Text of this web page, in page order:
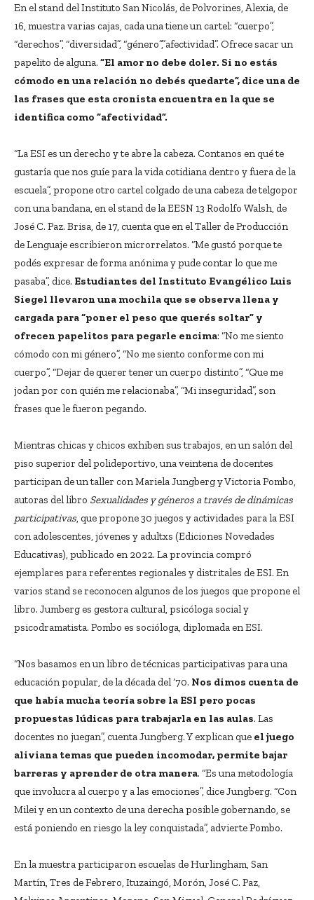
En el stand del Instituto San Nicolás, de Polvorines, Alexia, de
16, muestra varias cajas, cada una tiene un cartel: “cuerpo”,
“derechos”, “diversidad”, “género”,”afectividad”. Ofrece sacar un
papelito de alguna. “El amor no debe doler. Si no estás
cómodo en una relación no debés quedarte”, dice una de
las frases que esta cronista encuentra en la que se
identifica como “afectividad”.
“La ESI es un derecho y te abre la cabeza. Contanos en qué te
gustaría que nos guíe para la vida cotidiana dentro y fuera de la
escuela”, propone otro cartel colgado de una cabeza de telgopor
con una bandana, en el stand de la EESN 13 Rodolfo Walsh, de
José C. Paz. Brisa, de 17, cuenta que en el Taller de Producción
de Lenguaje escribieron microrrelatos. “Me gustó porque te
podés expresar de forma anónima y pude contar lo que me
pasaba”, dice. Estudiantes del Instituto Evangélico Luis
Siegel llevaron una mochila que se observa llena y
cargada para “poner el peso que querés soltar” y
ofrecen papelitos para pegarle encima: “No me siento
cómodo con mi género”, “No me siento conforme con mi
cuerpo”, “Dejar de querer tener un cuerpo distinto”, “Que me
jodan por con quién me relacionaba”, “Mi inseguridad”, son
frases que le fueron pegando.
Mientras chicas y chicos exhiben sus trabajos, en un salón del
piso superior del polideportivo, una veintena de docentes
participan de un taller con Mariela Jungberg y Victoria Pombo,
autoras del libro Sexualidades y géneros a través de dinámicas
participativas, que propone 30 juegos y actividades para la ESI
con adolescentes, jóvenes y adultxs (Ediciones Novedades
Educativas), publicado en 2022. La provincia compró
ejemplares para referentes regionales y distritales de ESI. En
varios stand se reconocen algunos de los juegos que propone el
libro. Jumberg es gestora cultural, psicóloga social y
psicodramatista. Pombo es socióloga, diplomada en ESI.
“Nos basamos en un libro de técnicas participativas para una
educación popular, de la década del ‘70. Nos dimos cuenta de
que había mucha teoría sobre la ESI pero pocas
propuestas lúdicas para trabajarla en las aulas. Las
docentes no juegan”, cuenta Jungberg. Y explican que el juego
aliviana temas que pueden incomodar, permite bajar
barreras y aprender de otra manera. “Es una metodología
que involucra al cuerpo y a las emociones”, dice Jungberg. “Con
Milei y en un contexto de una derecha posible gobernando, se
está poniendo en riesgo la ley conquistada”, advierte Pombo.
En la muestra participaron escuelas de Hurlingham, San
Martín, Tres de Febrero, Ituzaingó, Morón, José C. Paz,